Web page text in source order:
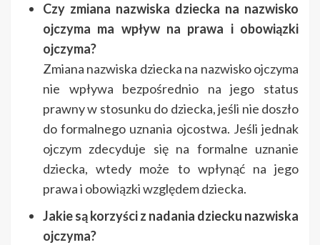
Czy zmiana nazwiska dziecka na nazwisko
ojczyma ma wpływ na prawa i obowiązki
ojczyma?
Zmiana nazwiska dziecka na nazwisko ojczyma
nie wpływa bezpośrednio na jego status
prawny w stosunku do dziecka, jeśli nie doszło
do formalnego uznania ojcostwa. Jeśli jednak
ojczym zdecyduje się na formalne uznanie
dziecka, wtedy może to wpłynąć na jego
prawa i obowiązki względem dziecka.
Jakie są korzyści z nadania dziecku nazwiska
ojczyma?